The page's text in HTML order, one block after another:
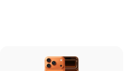
Ремонт GPS-модуля